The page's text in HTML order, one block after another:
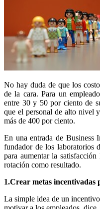
No hay duda de que los
de la cara. Para un
entre 30 y 50 por ciento de
que el personal de alto nivel
más de 400 por ciento.
En una entrada de Business
fundador de los laboratorios
para aumentar la
rotación como resultado.
1.Crear metas incentivadas
La simple idea de un